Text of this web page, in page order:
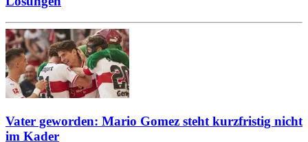
Vater geworden: Mario Gomez steht kurzfristig nicht
im Kader